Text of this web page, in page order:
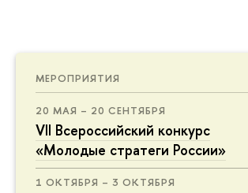
МЕРОПРИЯТИЯ
20 МАЯ – 20 СЕНТЯБРЯ
VII Всероссийский конкурс
«Молодые стратеги России»
1 ОКТЯБРЯ – 3 ОКТЯБРЯ